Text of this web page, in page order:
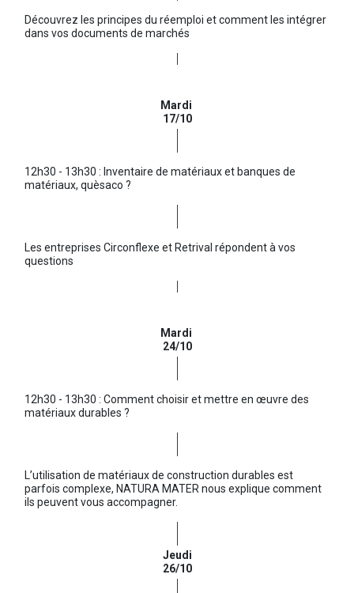
Découvrez les principes du réemploi et comment les intégrer
dans vos documents de marchés
Mardi
17/10
12h30 - 13h30 : Inventaire de matériaux et banques de
matériaux, quèsaco ?
Les entreprises Circonflexe et Retrival répondent à vos
questions
Mardi
24/10
12h30 - 13h30 : Comment choisir et mettre en œuvre des
matériaux durables ?
L’utilisation de matériaux de construction durables est
parfois complexe, NATURA MATER nous explique comment
ils peuvent vous accompagner.
Jeudi
26/10